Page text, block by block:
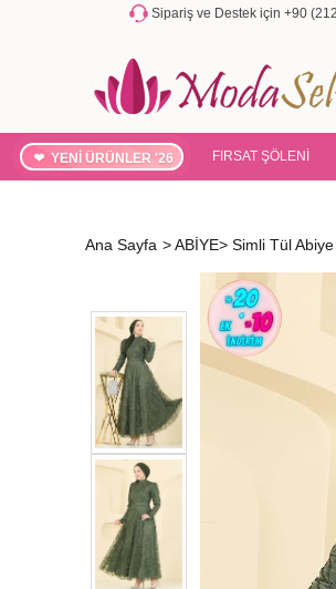
Sipariş ve Destek için +90
YENİ ÜRÜNLER '26 FIRSAT ŞÖLENİ
Ana Sayfa >ABİYE> Simli Tül